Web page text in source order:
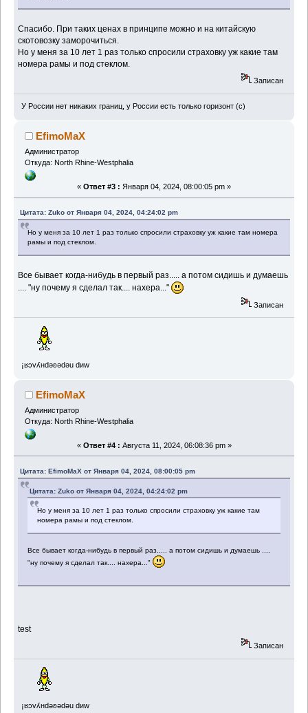
Спасибо. При таких ценах в принципе можно и на китайскую
скотовозку заморочиться.
Но у меня за 10 лет 1 раз только спросили страховку уж какие там
номера рамы и под стеклом.
Записан
У России нет никаких границ, у России есть только горизонт (с)
EfimoMaX
Администратор
Откуда: North Rhine-Westphalia
« Ответ #3 : Января 04, 2024, 08:00:05 pm »
Цитата: Zuko от Января 04, 2024, 04:24:02 pm
Но у меня за 10 лет 1 раз только спросили страховку уж какие там номера
рамы и под стеклом.
Все бывает когда-нибудь в первый раз..... а потом сидишь и думаешь
.... "ну почему я сделал так.... нахера..."
Записан
¡ʁɔvʎнdǝʚǝdǝu dиw
EfimoMaX
Администратор
Откуда: North Rhine-Westphalia
« Ответ #4 : Августа 11, 2024, 06:08:36 pm »
Цитата: EfimoMaX от Января 04, 2024, 08:00:05 pm
Цитата: Zuko от Января 04, 2024, 04:24:02 pm
Но у меня за 10 лет 1 раз только спросили страховку уж какие там
номера рамы и под стеклом.
Все бывает когда-нибудь в первый раз..... а потом сидишь и думаешь ....
"ну почему я сделал так.... нахера..."
test
Записан
¡ʁɔvʎнdǝʚǝdǝu dиw